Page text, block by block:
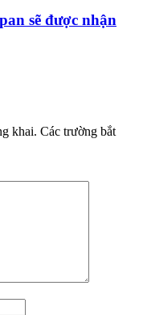
sẽ được nhận
khai. Các trường bắt